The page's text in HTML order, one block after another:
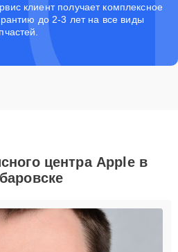
клиент получает комплексное
до 2-3 лет на все виды
центра Apple в